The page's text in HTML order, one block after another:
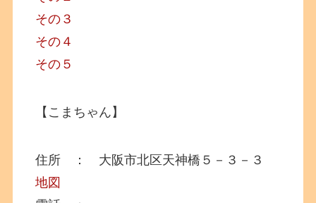
その３
その４
その５
【こまちゃん】
住所 ： 大阪市北区天神橋５－３－３
地図